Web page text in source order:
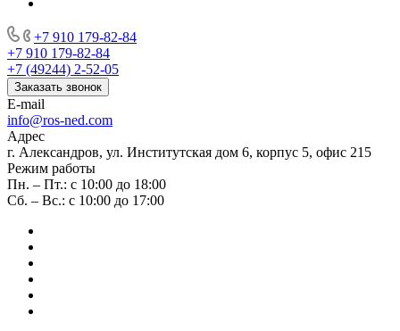
+7 910 179-82-84
+7 910 179-82-84
+7 (49244) 2-52-05
Заказать звонок
E-mail
info@ros-ned.com
Адрес
г. Александров, ул. Институтская дом 6, корпус 5, офис 215
Режим работы
Пн. – Пт.: с 10:00 до 18:00
Сб. – Вс.: с 10:00 до 17:00